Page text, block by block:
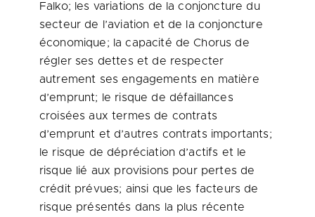
Falko; les variations de la conjoncture du
secteur de l’aviation et de la conjoncture
économique; la capacité de Chorus de
régler ses dettes et de respecter
autrement ses engagements en matière
d’emprunt; le risque de défaillances
croisées aux termes de contrats
d’emprunt et d’autres contrats importants;
le risque de dépréciation d’actifs et le
risque lié aux provisions pour pertes de
crédit prévues; ainsi que les facteurs de
risque présentés dans la plus récente